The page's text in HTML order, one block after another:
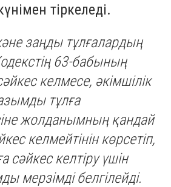
тіркеледі.
заңды тұлғалардың
63-бабының
келмесе, әкімшілік
тұлға
жолданымның қандай
келмейтінін көрсетіп,
сәйкес келтіру үшін
мерзімді белгілейді.